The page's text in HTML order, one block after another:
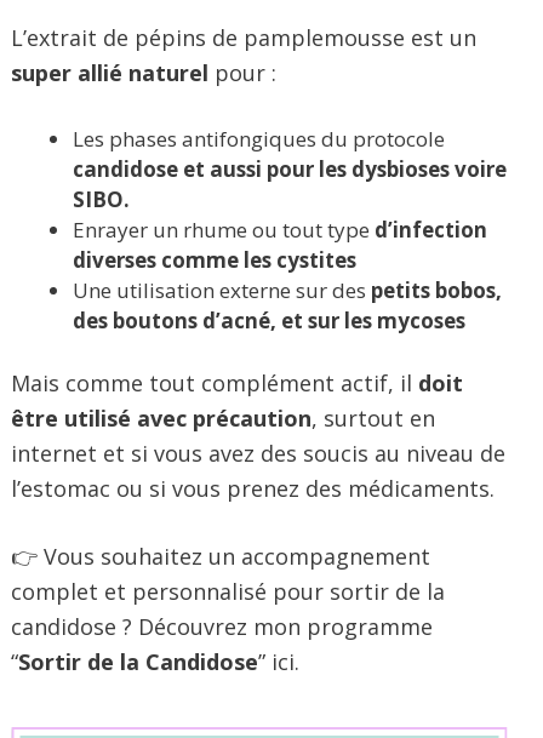
L’extrait de pépins de pamplemousse est un
super allié naturel pour :
Les phases antifongiques du protocole
candidose et aussi pour les dysbioses voire
SIBO.
Enrayer un rhume ou tout type d’infection
diverses comme les cystites
Une utilisation externe sur des petits bobos,
des boutons d’acné, et sur les mycoses
Mais comme tout complément actif, il doit
être utilisé avec précaution, surtout en
internet et si vous avez des soucis au niveau de
l’estomac ou si vous prenez des médicaments.
👉 Vous souhaitez un accompagnement
complet et personnalisé pour sortir de la
candidose ? Découvrez mon programme
“Sortir de la Candidose” ici.